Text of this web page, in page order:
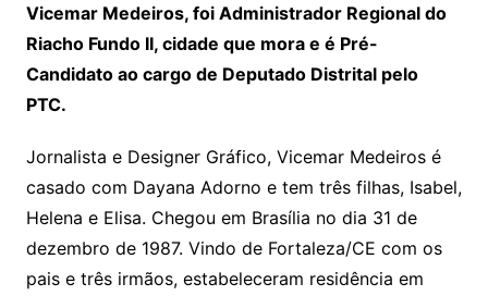
Vicemar Medeiros, foi Administrador Regional do
Riacho Fundo II, cidade que mora e é Pré-
Candidato ao cargo de Deputado Distrital pelo
PTC.
Jornalista e Designer Gráfico, Vicemar Medeiros é
casado com Dayana Adorno e tem três filhas, Isabel,
Helena e Elisa. Chegou em Brasília no dia 31 de
dezembro de 1987. Vindo de Fortaleza/CE com os
pais e três irmãos, estabeleceram residência em